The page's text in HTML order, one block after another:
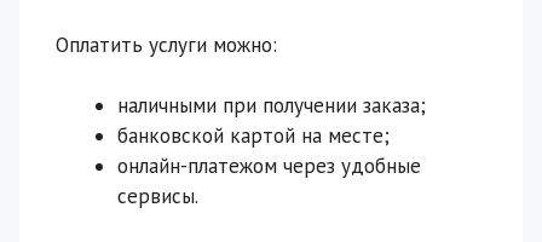
Оплатить услуги можно:
наличными при получении заказа;
банковской картой на месте;
онлайн-платежом через удобные
сервисы.